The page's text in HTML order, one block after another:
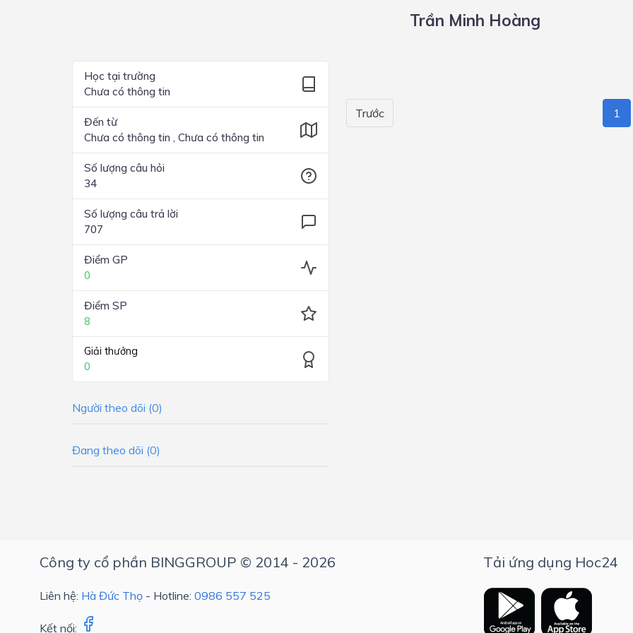
Lớp 2
Trần Minh Hoàng
Học tại trường
Chưa có thông tin
Đến từ
Chưa có thông tin , Chưa có thông tin
Số lượng câu hỏi
34
Số lượng câu trả lời
707
Điểm GP
0
Điểm SP
8
Giải thưởng
0
Người theo dõi (0)
Đang theo dõi (0)
Trước 1
Công ty cổ phần BINGGROUP © 2014 - 2026
Liên hệ: Hà Đức Thọ - Hotline: 0986 557 525
Kết nối:
Tải ứng dụng Hoc24